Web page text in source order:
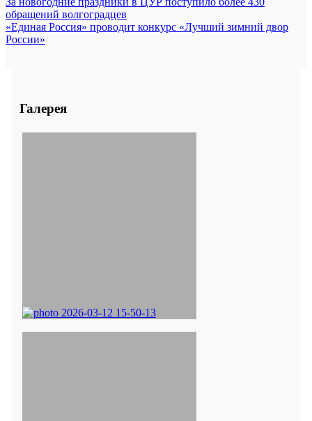
обращений волгоградцев
«Единая Россия» проводит конкурс «Лучший зимний двор
России»
Галерея